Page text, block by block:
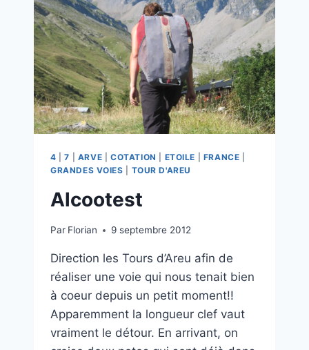
4 |7 ARVE COTATION ETOILE FRANCE
GRANDES VOIES
TOUR D'AREU
Alcootest
Par Florian 9 septembre 2012
Direction les Tours d’Areu afin de
réaliser une voie qui nous tenait bien
à coeur depuis un petit moment!!
Apparemment la longueur clef vaut
vraiment le détour. En arrivant, on